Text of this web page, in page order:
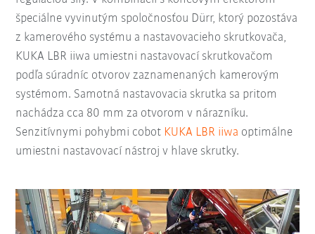
špeciálne vyvinutým spoločnosťou Dürr, ktorý pozostáva
z kamerového systému a nastavovacieho skrutkovača,
KUKA LBR iiwa umiestni nastavovací skrutkovačom
podľa súradníc otvorov zaznamenaných kamerovým
systémom. Samotná nastavovacia skrutka sa pritom
nachádza cca 80 mm za otvorom v nárazníku.
Senzitívnymi pohybmi cobot KUKA LBR iiwa optimálne
umiestni nastavovací nástroj v hlave skrutky.